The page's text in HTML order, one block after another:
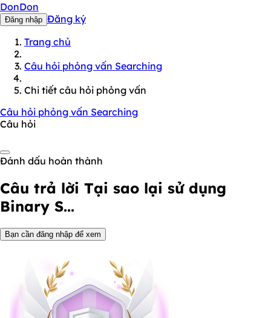
DonDon
Đăng nhập Đăng ký
Trang chủ
Câu hỏi phỏng vấn Searching
Chi tiết câu hỏi phỏng vấn
Câu hỏi phỏng vấn Searching
Câu hỏi
Đánh dấu hoàn thành
Câu trả lời Tại sao lại sử dụng
Binary S...
Bạn cần đăng nhập để xem